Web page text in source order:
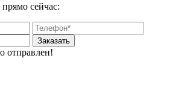
сейчас:
Заказать
отправлен!